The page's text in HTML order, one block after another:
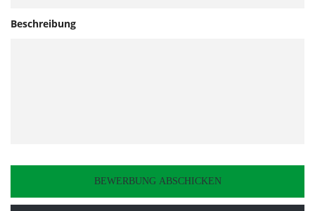
Beschreibung